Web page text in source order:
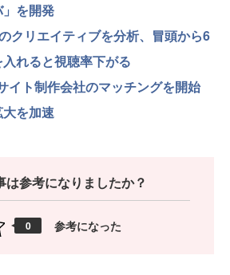
を開発
クリエイティブを分析、冒頭から6
れると視聴率下がる
イト制作会社のマッチングを開始
を加速
は参考になりましたか？
0 参考になった